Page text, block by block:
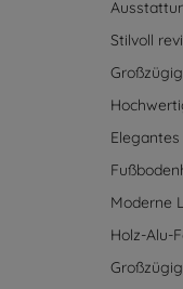
Stilvoll
Moderne
Holz-Alu-